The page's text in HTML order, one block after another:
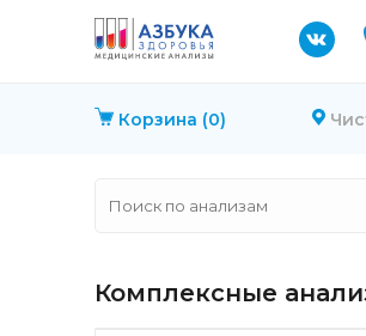
Корзина (0)
Комплексные